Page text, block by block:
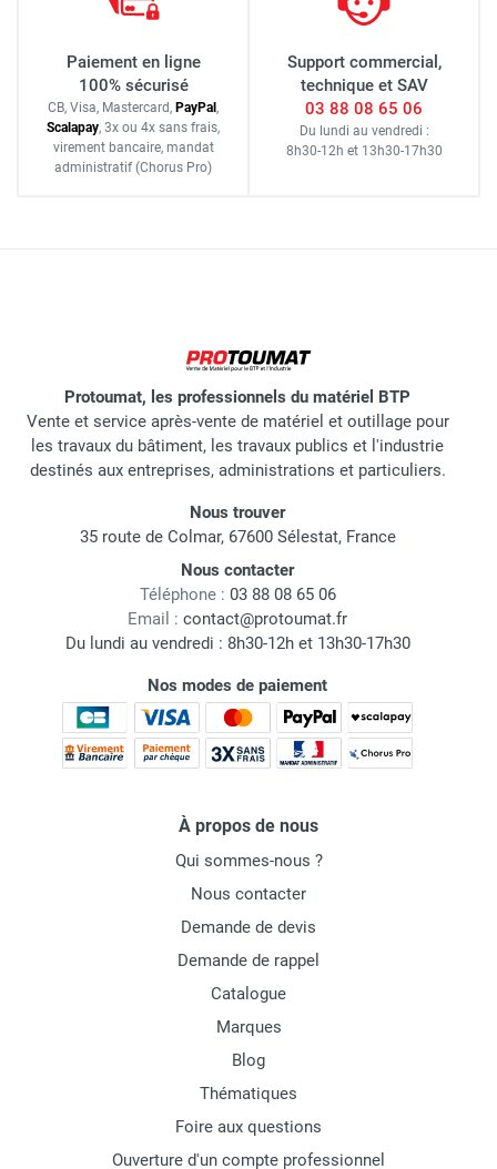
Paiement en ligne
100% sécurisé
CB, Visa, Mastercard, PayPal ,
Scalapay, 3x ou 4x sans frais,
virement bancaire, mandat
administratif (Chorus Pro)
Support commercial,
technique et SAV
03 88 08 65 06
Du lundi au vendredi :
8h30-12h et 13h30-17h30
Protoumat, les professionnels du matériel BTP
Vente et service après-vente de matériel et outillage pour
les travaux du bâtiment, les travaux publics et l'industrie
destinés aux entreprises, administrations et particuliers.
Nous trouver
35 route de Colmar, 67600 Sélestat, France
Nous contacter
Téléphone : 03 88 08 65 06
Email : contact@protoumat.fr
Du lundi au vendredi : 8h30-12h et 13h30-17h30
Nos modes de paiement
À propos de nous
Qui sommes-nous ?
Nous contacter
Demande de devis
Demande de rappel
Catalogue
Marques
Blog
Thématiques
Foire aux questions
Ouverture d'un compte professionnel